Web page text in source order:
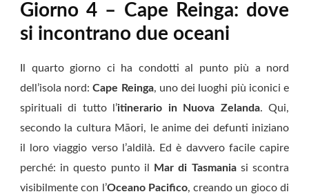
Giorno 4 – Cape Reinga: dove
si incontrano due oceani
Il quarto giorno ci ha condotti al punto più a nord
dell’isola nord:Cape Reinga, uno dei luoghi più iconici e
spirituali di tutto l’itinerario in Nuova Zelanda. Qui,
secondo la cultura Māori, le anime dei defunti iniziano
il loro viaggio verso l’aldilà. Ed è davvero facile capire
perché: in questo punto il
Mar di Tasmaniasi scontra
visibilmente con l’Oceano Pacifico, creando un gioco di